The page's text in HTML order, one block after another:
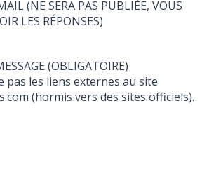
(NE SERA PAS PUBLIÉE, VOUS
LES RÉPONSES)
TEXTE DE VOTRE MESSAGE (OBLIGATOIRE)
pas les liens externes au site
(hormis vers des sites officiels).